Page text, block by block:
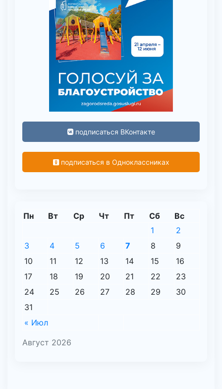
подписаться ВКонтакте
подписаться в Одноклассниках
Август 2026
Пн Вт Ср Чт Пт Сб Вс
« Июл
1
2
3
4 5 6 7 8
9
10
11 12 13 14 15
16
17
18 19 20 21 22
23
24
25 26 27 28 29
30
31